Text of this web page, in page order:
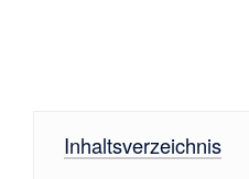
Inhaltsverzeichnis